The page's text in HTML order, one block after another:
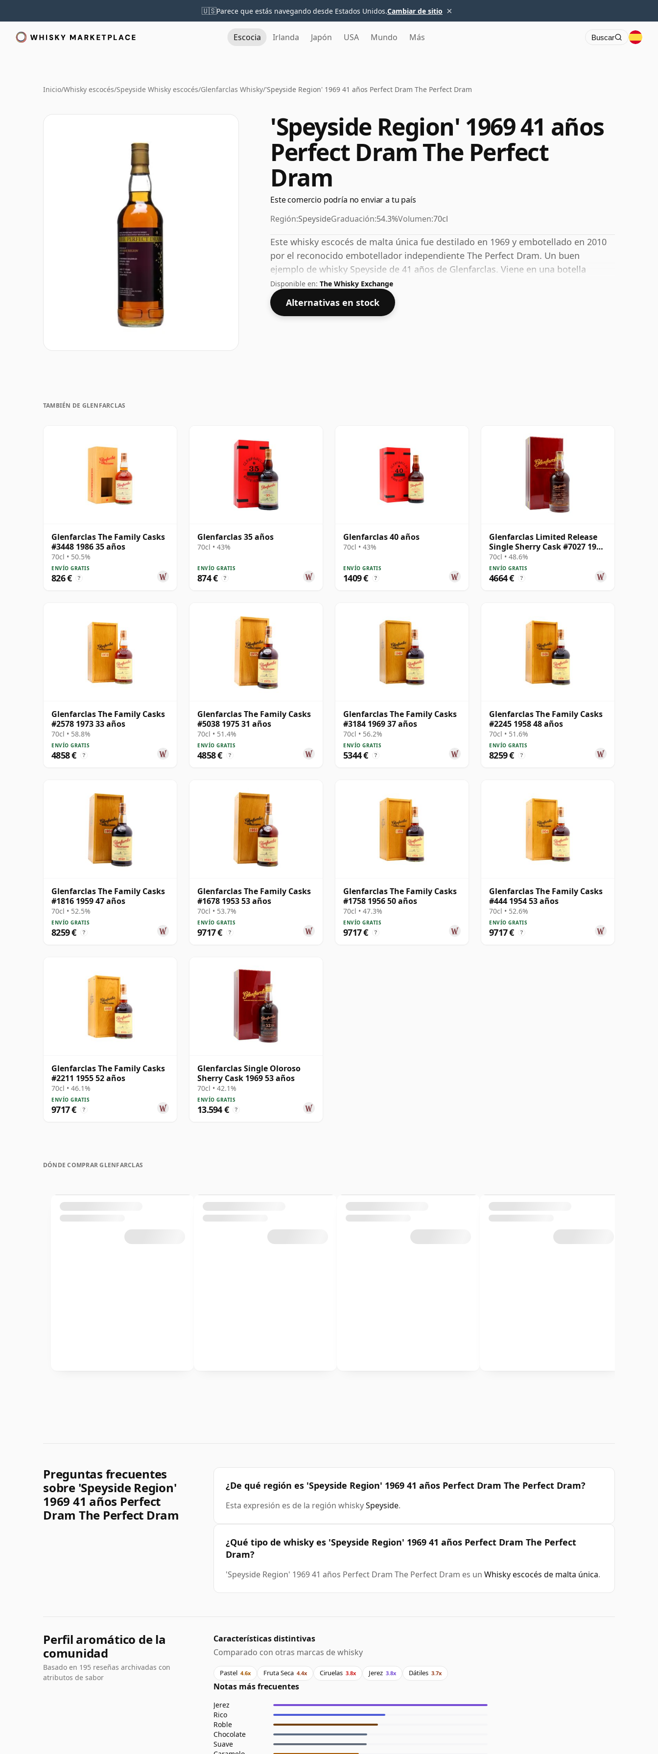
🇺🇸Parece que estás navegando desde Estados Unidos.Cambiar de sitio ×
Escocia Irlanda Japón USA Mundo Más Buscar
Inicio/Whisky escocés/Speyside Whisky escocés/Glenfarclas Whisky/'Speyside Region' 1969 41 años Perfect Dram The Perfect Dram
'Speyside Region' 1969 41 años
Perfect Dram The Perfect
Dram
Este comercio podría no enviar a tu país
Región:SpeysideGraduación:54.3%Volumen:70cl
Este whisky escocés de malta única fue destilado en 1969 y embotellado en 2010
por el reconocido embotellador independiente The Perfect Dram. Un buen
ejemplo de whisky Speyside de 41 años de Glenfarclas. Viene en una botella
estándar de 70 cl con una concentración no estándar del 54,3%.
Disponible en: The Whisky Exchange
Alternativas en stock
TAMBIÉN DE GLENFARCLAS
Glenfarclas The Family Casks
#3448 1986 35 años
70cl • 50.5%
ENVÍO GRATIS
826 € ?
Glenfarclas 35 años
70cl • 43%
ENVÍO GRATIS
874 € ?
Glenfarclas 40 años
70cl • 43%
ENVÍO GRATIS
1409 € ?
Glenfarclas Limited Release
Single Sherry Cask #7027 1977
42 años
70cl • 48.6%
ENVÍO GRATIS
4664 € ?
Glenfarclas The Family Casks
#2578 1973 33 años
70cl • 58.8%
ENVÍO GRATIS
4858 € ?
Glenfarclas The Family Casks
#5038 1975 31 años
70cl • 51.4%
ENVÍO GRATIS
4858 € ?
Glenfarclas The Family Casks
#3184 1969 37 años
70cl • 56.2%
ENVÍO GRATIS
5344 € ?
Glenfarclas The Family Casks
#2245 1958 48 años
70cl • 51.6%
ENVÍO GRATIS
8259 € ?
Glenfarclas The Family Casks
#1816 1959 47 años
70cl • 52.5%
ENVÍO GRATIS
8259 € ?
Glenfarclas The Family Casks
#1678 1953 53 años
70cl • 53.7%
ENVÍO GRATIS
9717 € ?
Glenfarclas The Family Casks
#1758 1956 50 años
70cl • 47.3%
ENVÍO GRATIS
9717 € ?
Glenfarclas The Family Casks
#444 1954 53 años
70cl • 52.6%
ENVÍO GRATIS
9717 € ?
Glenfarclas The Family Casks
#2211 1955 52 años
70cl • 46.1%
ENVÍO GRATIS
9717 € ?
Glenfarclas Single Oloroso
Sherry Cask 1969 53 años
70cl • 42.1%
ENVÍO GRATIS
13.594 € ?
DÓNDE COMPRAR GLENFARCLAS
Preguntas frecuentes
sobre 'Speyside Region'
1969 41 años Perfect
Dram The Perfect Dram
¿De qué región es 'Speyside Region' 1969 41 años Perfect Dram The Perfect Dram?
Esta expresión es de la región whiskySpeyside.
¿Qué tipo de whisky es 'Speyside Region' 1969 41 años Perfect Dram The Perfect
Dram?
'Speyside Region' 1969 41 años Perfect Dram The Perfect Dram es un Whisky escocés de malta única.
Perfil aromático de la
comunidad
Basado en 195 reseñas archivadas con
atributos de sabor
Características distintivas
Comparado con otras marcas de whisky
Pastel 4.6x Fruta Seca 4.4x Ciruelas 3.8x Jerez 3.8x Dátiles 3.7x
Notas más frecuentes
Jerez
Rico
Roble
Chocolate
Suave